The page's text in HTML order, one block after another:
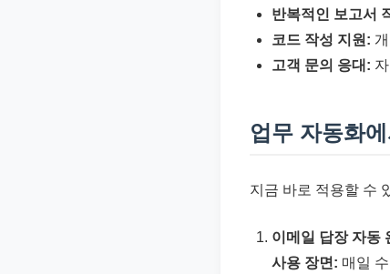
반복적인 보고서
코드 작성 지원:
고객 문의 응대:
업무 자동화
지금 바로 적용할 수
이메일 답장 자동
사용 장면: 매일